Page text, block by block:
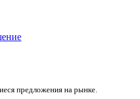
предложения на рынке.